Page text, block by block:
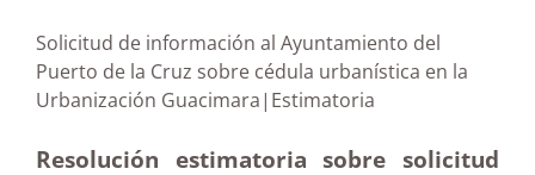
Solicitud de información al Ayuntamiento del
Puerto de la Cruz sobre cédula urbanística en la
Urbanización Guacimara|Estimatoria
Resolución estimatoria sobre solicitud